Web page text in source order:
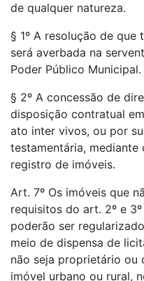
de qualquer natureza.
§ 1º A resolução de
será averbada na
Poder Público Municipal.
§ 2º A concessão de
disposição contratual
ato inter vivos, ou por
testamentária,
registro de imóveis.
Art. 7º Os imóveis que
requisitos do art. 2º e
poderão ser
meio de dispensa de
não seja proprietário ou
imóvel urbano ou rural,